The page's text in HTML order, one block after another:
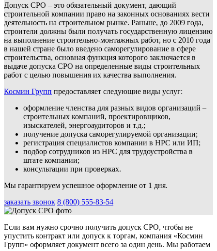
Допуск СРО – это обязательный документ, дающий
строительной компании право на законных основаниях вести
деятельность на строительном рынке. Раньше, до 2009 года,
строители должны были получать государственную лицензию
на выполнение строительно-монтажных работ, но с 2010 года
в нашей стране было введено саморегулирование в сфере
строительства, основная функция которого заключается в
выдаче допуска СРО на определенные виды строительных
работ с целью повышения их качества выполнения.
Космин Групп предоставляет следующие виды услуг:
оформление членства для разных видов организаций –
строительных компаний, проектировщиков,
изыскателей, энергоаудиторов и т.д.;
получение допуска саморегулируемой организации;
регистрация специалистов компании в НРС или ИП;
подбор сотрудников из НРС для трудоустройства в
штате компании;
консультации при проверках.
Мы гарантируем успешное оформление от 1 дня.
заказать звонок 8 (800) 555-83-54
Если вам нужно срочно получить допуск СРО, чтобы не
упустить контракт или допуск к торгам, компания «Космин
Групп» оформляет документ всего за один день. Мы работаем